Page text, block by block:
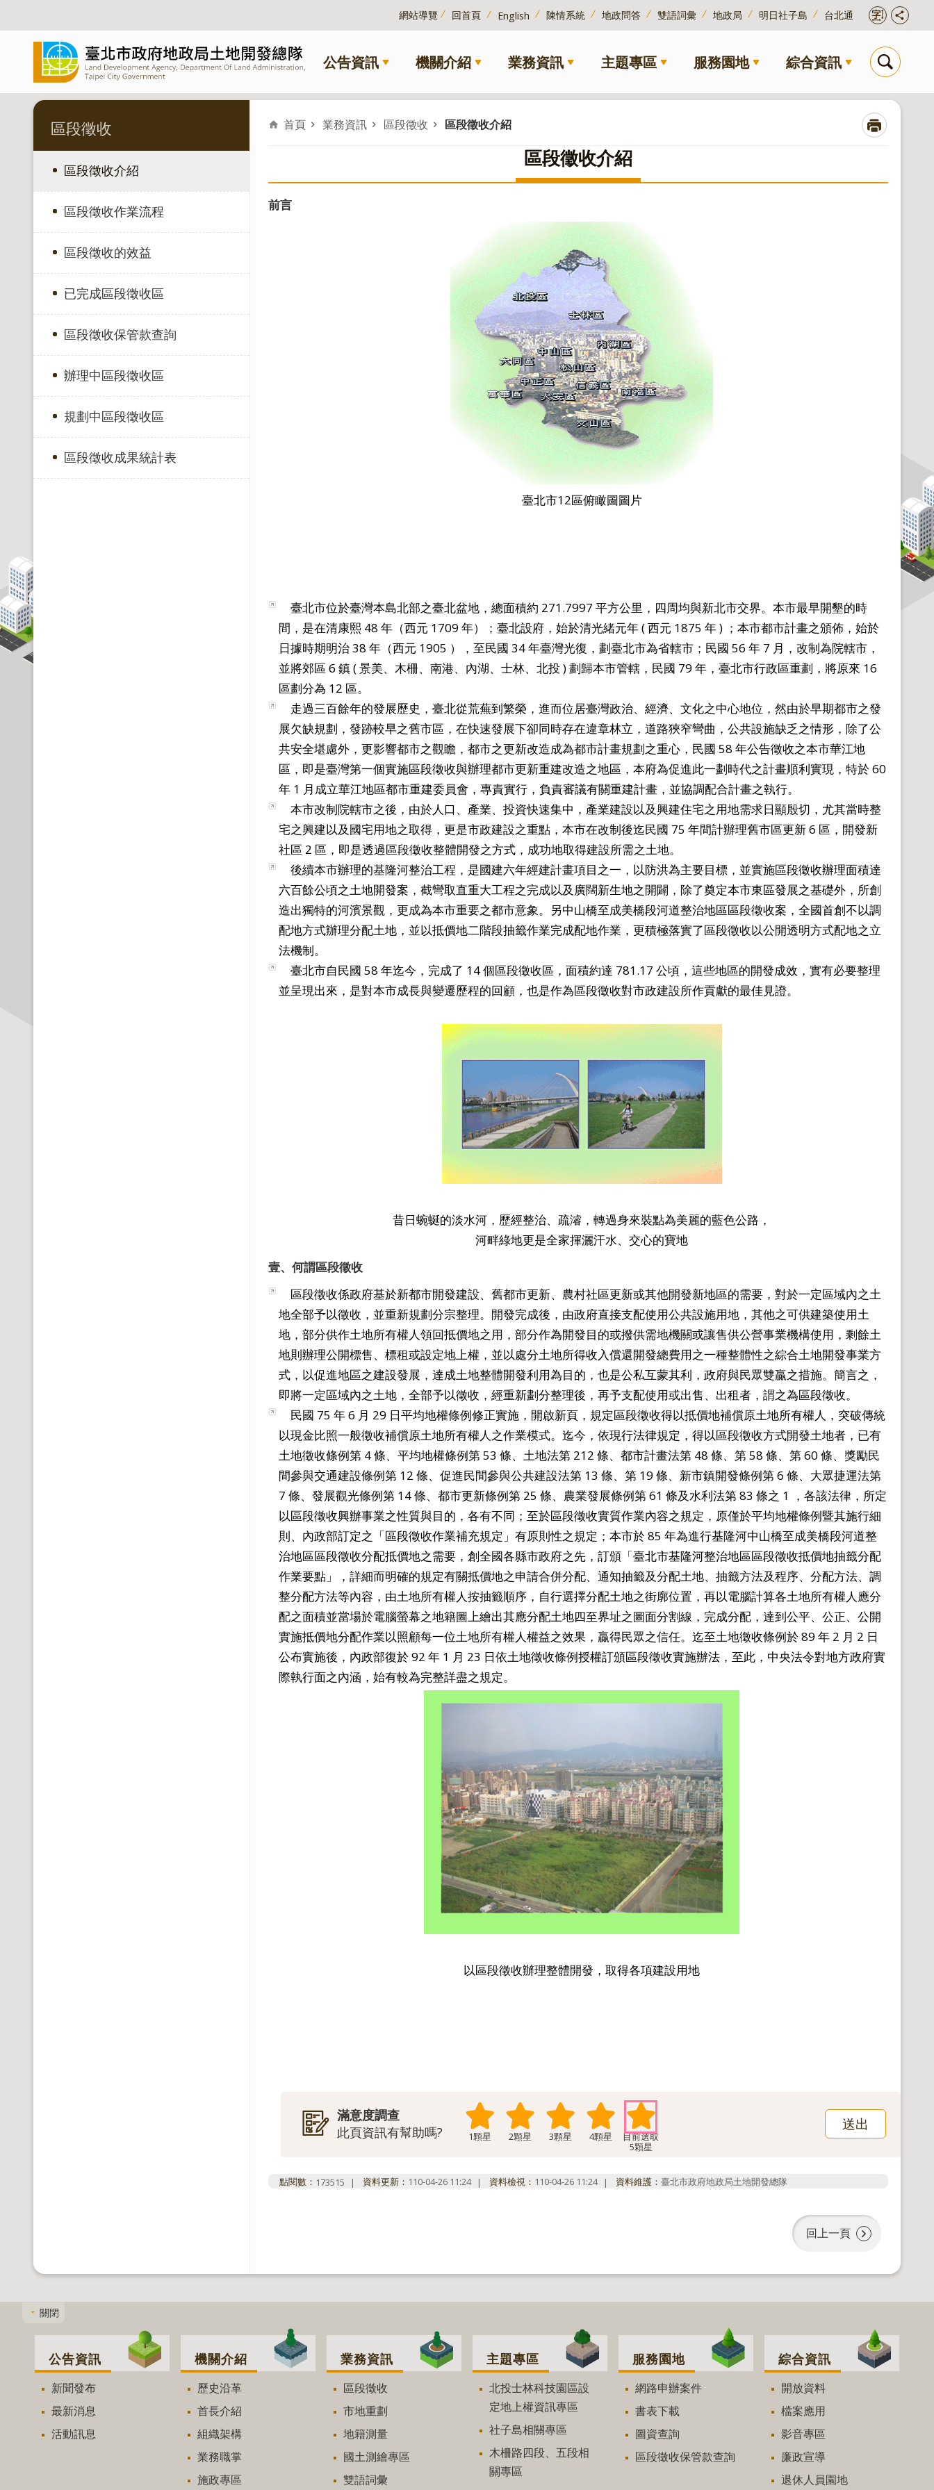
網站導覽 回首頁 English 陳情系統 地政問答 雙語詞彙 地政局 明日社子島 台北通
公告資訊 機關介紹 業務資訊 主題專區 服務園地 綜合資訊
區段徵收
區段徵收介紹
區段徵收作業流程
區段徵收的效益
已完成區段徵收區
區段徵收保管款查詢
辦理中區段徵收區
規劃中區段徵收區
區段徵收成果統計表
首頁 業務資訊 區段徵收 區段徵收介紹
區段徵收介紹
前言
臺北市12區俯瞰圖圖片
臺北市位於臺灣本島北部之臺北盆地，總面積約 271.7997 平方公里，四周均與新北市交界。本市最早開墾的時
間，是在清康熙 48 年（西元 1709 年）；臺北設府，始於清光緒元年 ( 西元 1875 年 ) ；本市都市計畫之頒佈，始於
日據時期明治 38 年（西元 1905 ），至民國 34 年臺灣光復，劃臺北市為省轄市；民國 56 年 7 月，改制為院轄市，
並將郊區 6 鎮 ( 景美、木柵、南港、內湖、士林、北投 ) 劃歸本市管轄，民國 79 年，臺北市行政區重劃，將原來 16
區劃分為 12 區。
走過三百餘年的發展歷史，臺北從荒蕪到繁榮，進而位居臺灣政治、經濟、文化之中心地位，然由於早期都市之發
展欠缺規劃，發跡較早之舊市區，在快速發展下卻同時存在違章林立，道路狹窄彎曲，公共設施缺乏之情形，除了公
共安全堪慮外，更影響都市之觀瞻，都市之更新改造成為都市計畫規劃之重心，民國 58 年公告徵收之本市華江地
區，即是臺灣第一個實施區段徵收與辦理都市更新重建改造之地區，本府為促進此一劃時代之計畫順利實現，特於 60
年 1 月成立華江地區都市重建委員會，專責實行，負責審議有關重建計畫，並協調配合計畫之執行。
本市改制院轄市之後，由於人口、產業、投資快速集中，產業建設以及興建住宅之用地需求日顯殷切，尤其當時整
宅之興建以及國宅用地之取得，更是市政建設之重點，本市在改制後迄民國 75 年間計辦理舊市區更新 6 區，開發新
社區 2 區，即是透過區段徵收整體開發之方式，成功地取得建設所需之土地。
後續本市辦理的基隆河整治工程，是國建六年經建計畫項目之一，以防洪為主要目標，並實施區段徵收辦理面積達
六百餘公頃之土地開發案，截彎取直重大工程之完成以及廣闊新生地之開闢，除了奠定本市東區發展之基礎外，所創
造出獨特的河濱景觀，更成為本市重要之都市意象。另中山橋至成美橋段河道整治地區區段徵收案，全國首創不以調
配地方式辦理分配土地，並以抵價地二階段抽籤作業完成配地作業，更積極落實了區段徵收以公開透明方式配地之立
法機制。
臺北市自民國 58 年迄今，完成了 14 個區段徵收區，面積約達 781.17 公頃，這些地區的開發成效，實有必要整理
並呈現出來，是對本市成長與變遷歷程的回顧，也是作為區段徵收對市政建設所作貢獻的最佳見證。
昔日蜿蜒的淡水河，歷經整治、疏濬，轉過身來裝點為美麗的藍色公路，
河畔綠地更是全家揮灑汗水、交心的寶地
壹、何謂區段徵收
區段徵收係政府基於新都市開發建設、舊都市更新、農村社區更新或其他開發新地區的需要，對於一定區域內之土
地全部予以徵收，並重新規劃分宗整理。開發完成後，由政府直接支配使用公共設施用地，其他之可供建築使用土
地，部分供作土地所有權人領回抵價地之用，部分作為開發目的或撥供需地機關或讓售供公營事業機構使用，剩餘土
地則辦理公開標售、標租或設定地上權，並以處分土地所得收入償還開發總費用之一種整體性之綜合土地開發事業方
式，以促進地區之建設發展，達成土地整體開發利用為目的，也是公私互蒙其利，政府與民眾雙贏之措施。簡言之，
即將一定區域內之土地，全部予以徵收，經重新劃分整理後，再予支配使用或出售、出租者，謂之為區段徵收。
民國 75 年 6 月 29 日平均地權條例修正實施，開啟新頁，規定區段徵收得以抵價地補償原土地所有權人，突破傳統
以現金比照一般徵收補償原土地所有權人之作業模式。迄今，依現行法律規定，得以區段徵收方式開發土地者，已有
土地徵收條例第 4 條、平均地權條例第 53 條、土地法第 212 條、都市計畫法第 48 條、第 58 條、第 60 條、獎勵民
間參與交通建設條例第 12 條、促進民間參與公共建設法第 13 條、第 19 條、新市鎮開發條例第 6 條、大眾捷運法第
7 條、發展觀光條例第 14 條、都市更新條例第 25 條、農業發展條例第 61 條及水利法第 83 條之 1 ，各該法律，所定
以區段徵收興辦事業之性質與目的，各有不同；至於區段徵收實質作業內容之規定，原僅於平均地權條例暨其施行細
則、內政部訂定之「區段徵收作業補充規定」有原則性之規定；本市於 85 年為進行基隆河中山橋至成美橋段河道整
治地區區段徵收分配抵價地之需要，創全國各縣市政府之先，訂頒「臺北市基隆河整治地區區段徵收抵價地抽籤分配
作業要點」，詳細而明確的規定有關抵價地之申請合併分配、通知抽籤及分配土地、抽籤方法及程序、分配方法、調
整分配方法等內容，由土地所有權人按抽籤順序，自行選擇分配土地之街廓位置，再以電腦計算各土地所有權人應分
配之面積並當場於電腦螢幕之地籍圖上繪出其應分配土地四至界址之圖面分割線，完成分配，達到公平、公正、公開
實施抵價地分配作業以照顧每一位土地所有權人權益之效果，贏得民眾之信任。迄至土地徵收條例於 89 年 2 月 2 日
公布實施後，內政部復於 92 年 1 月 23 日依土地徵收條例授權訂頒區段徵收實施辦法，至此，中央法令對地方政府實
際執行面之內涵，始有較為完整詳盡之規定。
以區段徵收辦理整體開發，取得各項建設用地
滿意度調查
此頁資訊有幫助嗎?
1顆星 2顆星 3顆星
4顆星
5顆星
點閱數： 173515 資料更新： 110-04-26 11:24 資料檢視： 110-04-26 11:24 資料維護： 臺北市政府地政局土地開發總隊
回上一頁
關閉
公告資訊
新聞發布
最新消息
活動訊息
機關介紹
歷史沿革
首長介紹
組織架構
業務職掌
施政專區
業務資訊
區段徵收
市地重劃
地籍測量
國土測繪專區
雙語詞彙
主題專區
北投士林科技園區設
定地上權資訊專區
社子島相關專區
木柵路四段、五段相
關專區
服務園地
網路申辦案件
書表下載
圖資查詢
區段徵收保管款查詢
綜合資訊
開放資料
檔案應用
影音專區
廉政宣導
退休人員園地